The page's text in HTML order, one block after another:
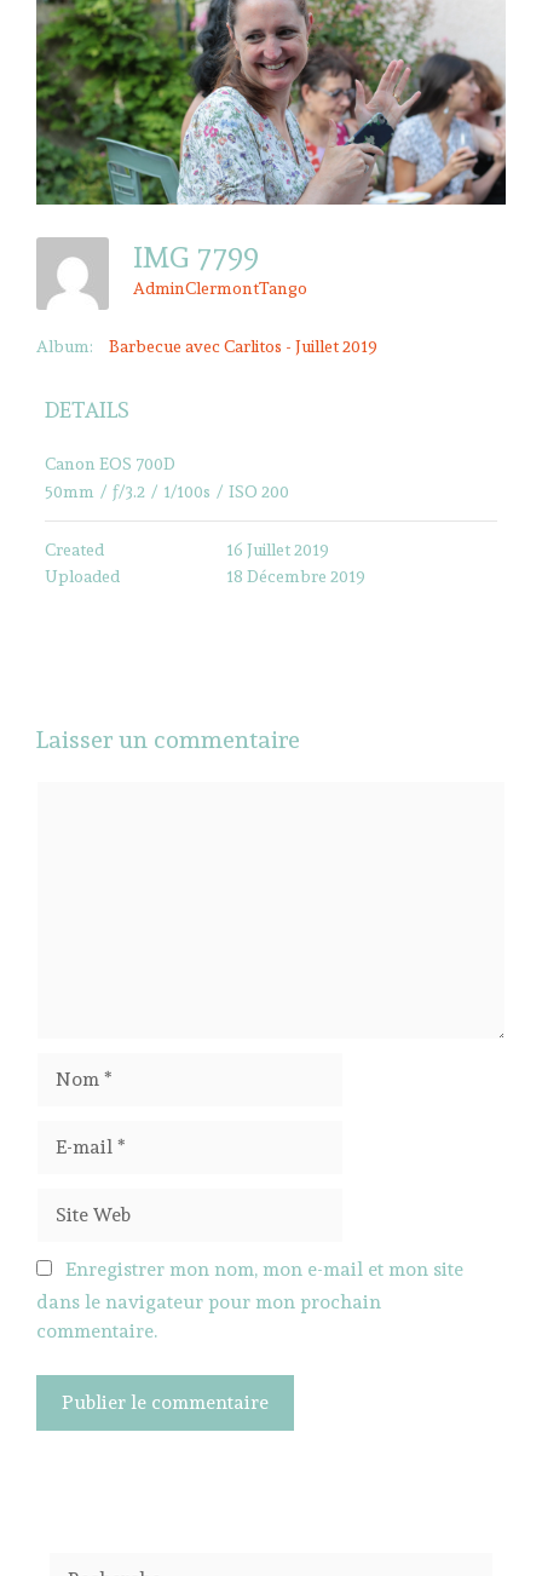
IMG 7799
AdminClermontTango
Album: Barbecue avec Carlitos - Juillet 2019
DETAILS
Canon EOS 700D
50mm / ƒ/3.2 / 1/100s / ISO 200
Created
16 Juillet 2019
Uploaded
18 Décembre 2019
Laisser un commentaire
mail
Web
Enregistrer mon nom, mon e-mail et mon site
dans le navigateur pour mon prochain
commentaire.